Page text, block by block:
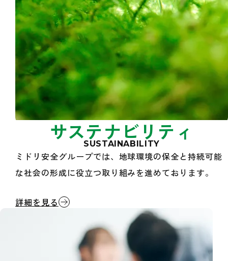
サステナビリティ
SUSTAINABILITY
ミドリ安全グループでは、地球環境の保全と持続可能
な社会の形成に役立つ取り組みを進めております。
サステナビリティ
詳細を見る